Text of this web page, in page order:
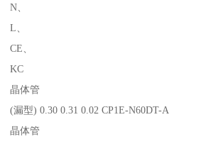
N、
L、
CE、
KC
晶体管
(漏型) 0.30 0.31 0.02 CP1E-N60DT-A
晶体管